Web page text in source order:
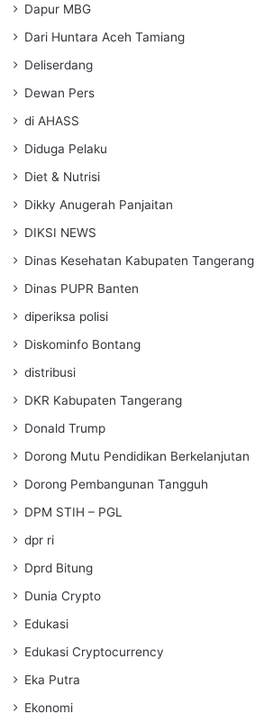
Dapur MBG
Dari Huntara Aceh Tamiang
Deliserdang
Dewan Pers
di AHASS
Diduga Pelaku
Diet & Nutrisi
Dikky Anugerah Panjaitan
DIKSI NEWS
Dinas Kesehatan Kabupaten Tangerang
Dinas PUPR Banten
diperiksa polisi
Diskominfo Bontang
distribusi
DKR Kabupaten Tangerang
Donald Trump
Dorong Mutu Pendidikan Berkelanjutan
Dorong Pembangunan Tangguh
DPM STIH – PGL
dpr ri
Dprd Bitung
Dunia Crypto
Edukasi
Edukasi Cryptocurrency
Eka Putra
Ekonomi